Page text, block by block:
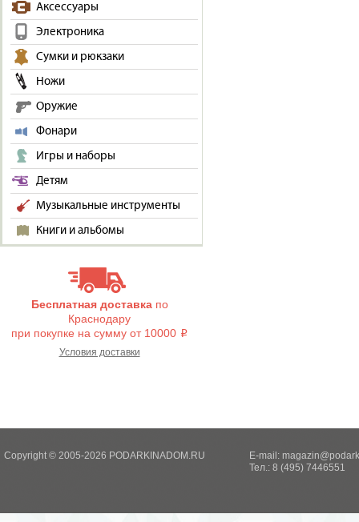
Аксессуары
Электроника
Сумки и рюкзаки
Ножи
Оружие
Фонари
Игры и наборы
Детям
Музыкальные инструменты
Книги и альбомы
Бесплатная доставкапо
Краснодару
при покупке на сумму от 10000 i
Условия доставки
Copyright © 2005-2026 PODARKINADOM.RU E-mail:
Тел.: 8 (495) 7446551